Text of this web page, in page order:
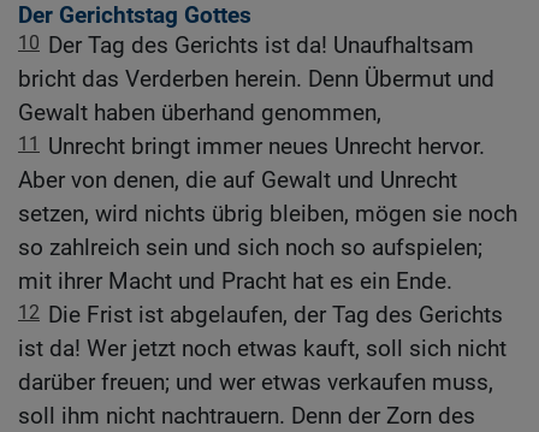
Der Gerichtstag Gottes
10 Der Tag des Gerichts ist da! Unaufhaltsam
bricht das Verderben herein. Denn Übermut und
Gewalt haben überhand genommen,
11
Unrecht bringt immer neues Unrecht hervor.
Aber von denen, die auf Gewalt und Unrecht
setzen, wird nichts übrig bleiben, mögen sie noch
so zahlreich sein und sich noch so aufspielen;
mit ihrer Macht und Pracht hat es ein Ende.
12 Die Frist ist abgelaufen, der Tag des Gerichts
ist da! Wer jetzt noch etwas kauft, soll sich nicht
darüber freuen; und wer etwas verkaufen muss,
soll ihm nicht nachtrauern. Denn der Zorn des